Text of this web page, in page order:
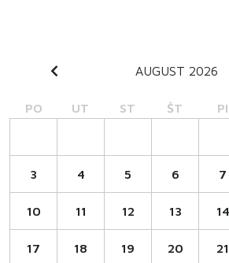
AUGUST 2026
PO UT ST ŠT PI
3 4 5 6 7
10 11 12 13 14
17 18 19 20 21